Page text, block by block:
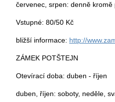
červenec, srpen: denně kromě
Vstupné: 80/50 Kč
bližší informace: http://
ZÁMEK POTŠTEJN
Otevírací doba: duben - říjen
duben, říjen: soboty, neděle,